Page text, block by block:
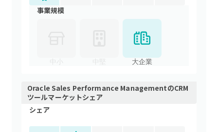
事業規模
大企業
Oracle Sales Performance ManagementのCRM
ツールマーケットシェア
シェア